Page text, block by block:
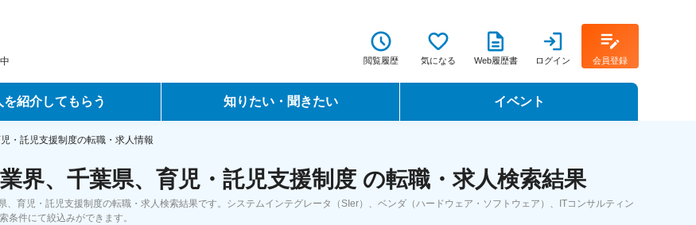
閲覧履歴 気になる Web履歴書 ログイン 会員登録
を紹介してもらう
サービス
ビス
ージェントサービス
知りたい・聞きたい
データで見る転職
イベント
転職フェア
・託児支援制度の転職・求人情報
界、千葉県、育児・託児支援制度 の転職・求人検索結果
、育児・託児支援制度の転職・求人検索結果です。システムインテグレータ（SIer）、ベンダ（ハードウェア・ソフトウェア）、ITコンサルティン
条件にて絞込みができます。